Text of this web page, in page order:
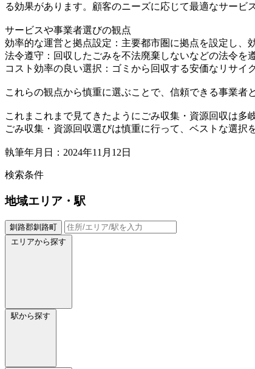
る効果があります。顧客のニーズに応じて最適なサービ
サービスや事業者選びの観点
効率的な運営と拠点設定：主要都市圏に拠点を設定し、
法令遵守：回収したごみを不法廃棄しないなどの法令を
コスト効率の良い選択：ゴミから回収する安価なリサイ
これらの観点から慎重に選ぶことで、信頼できる事業者
これまこれまで見てきたようにごみ収集・資源回収は多
ごみ収集・資源回収選びは慎重に行って、ベストな選択
執筆年月日：2024年11月12日
検索条件
地域エリア・駅
釧路郡釧路町
エリアから探す
駅から探す